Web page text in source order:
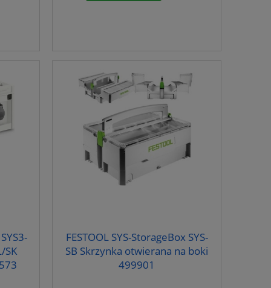
SK
FESTOOL SYS-StorageBox SYS-
SB Skrzynka otwierana na boki
499901